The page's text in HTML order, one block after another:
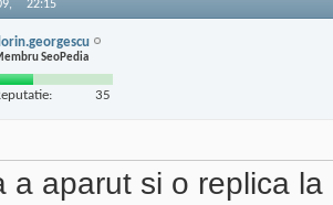
22:15
SeoPedia
35
a aparut si o replica